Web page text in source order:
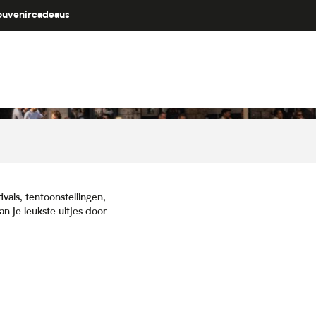
tentoonstellingen,
je leukste uitjes door